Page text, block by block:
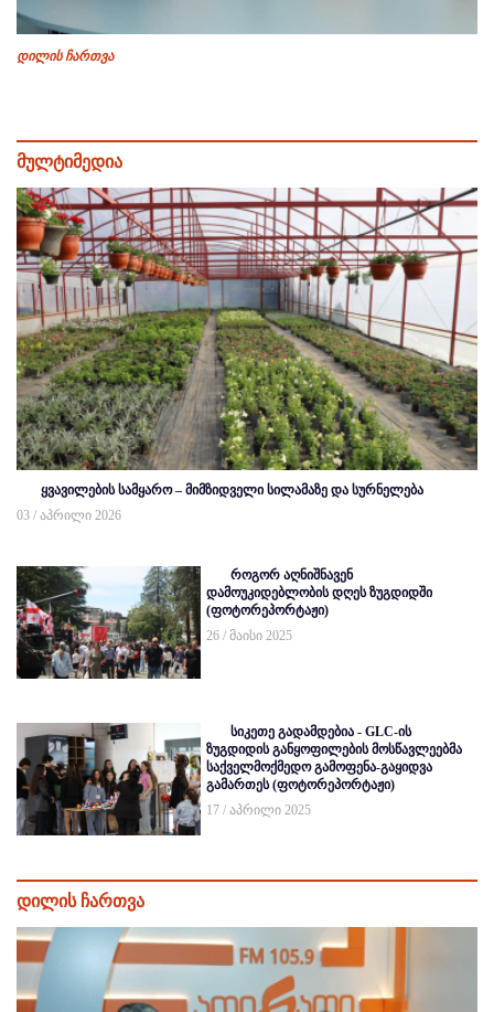
დილის ჩართვა
მულტიმედია
ყვავილების სამყარო – მიმზიდველი სილამაზე და სურნელება
03 / აპრილი 2026
როგორ აღნიშნავენ
დამოუკიდებლობის დღეს ზუგდიდში
(ფოტორეპორტაჟი)
26 / მაისი 2025
სიკეთე გადამდებია - GLC-ის
ზუგდიდის განყოფილების მოსწავლეებმა
საქველმოქმედო გამოფენა-გაყიდვა
გამართეს (ფოტორეპორტაჟი)
17 / აპრილი 2025
დილის ჩართვა